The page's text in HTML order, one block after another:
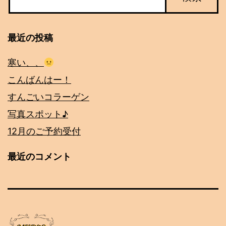
最近の投稿
寒い、、
こんばんはー！
すんごいコラーゲン
写真スポット♪
12月のご予約受付
最近のコメント